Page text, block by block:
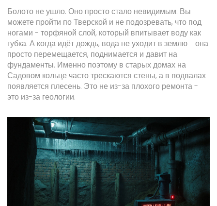
Болото не ушло. Оно просто стало невидимым. Вы
можете пройти по Тверской и не подозревать, что под
ногами - торфяной слой, который впитывает воду как
губка. А когда идёт дождь, вода не уходит в землю - она
просто перемещается, поднимается и давит на
фундаменты. Именно поэтому в старых домах на
Садовом кольце часто трескаются стены, а в подвалах
появляется плесень. Это не из-за плохого ремонта -
это из-за геологии.